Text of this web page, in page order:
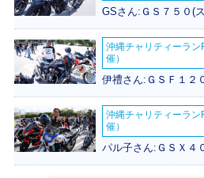
GSさん:ＧＳ７５０(
沖縄チャリティーラ
催）
伊禮さん:ＧＳＦ１２
沖縄チャリティーラ
催）
パル子さん:ＧＳＸ４